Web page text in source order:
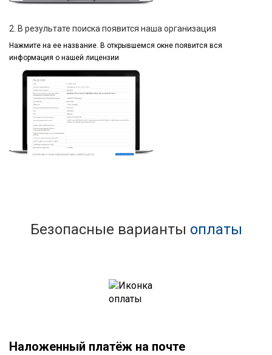
2. В результате поиска появится наша организация
Нажмите на ее название. В открывшемся окне появится вся
информация о нашей лицензии
Безопасные варианты оплаты
Наложенный платёж на почте